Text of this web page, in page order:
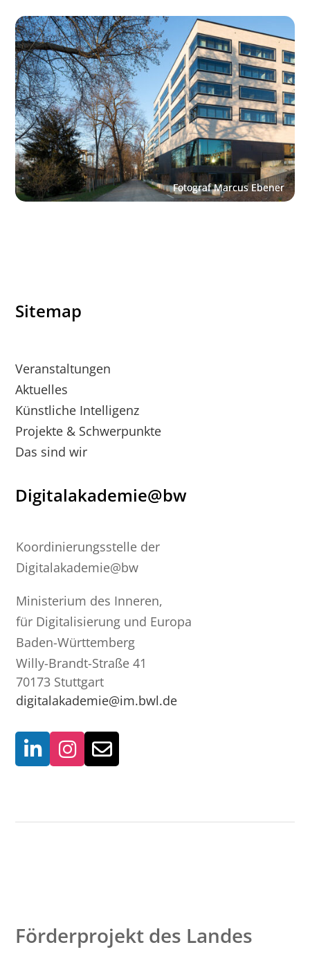
Sitemap
Veranstaltungen
Aktuelles
Künstliche Intelligenz
Projekte & Schwerpunkte
Das sind wir
Digitalakademie@bw
Koordinierungsstelle der
Digitalakademie@bw
Ministerium des Inneren,
für Digitalisierung und Europa
Baden-Württemberg
Willy-Brandt-Straße 41
70173 Stuttgart
digitalakademie@im.bwl.de
Förderprojekt des Landes